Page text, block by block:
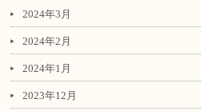
2024年3月
2024年2月
2024年1月
2023年12月